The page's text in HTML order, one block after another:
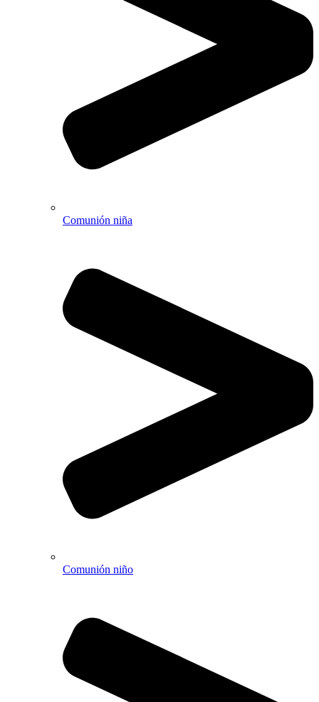
Comunión niña
Comunión niño